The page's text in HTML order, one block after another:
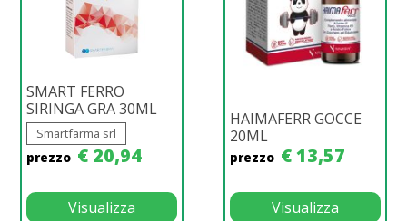
SMART FERRO
SIRINGA GRA 30ML
Smartfarma srl
prezzo € 20,94
Visualizza
HAIMAFERR GOCCE
20ML
prezzo € 13,57
Visualizza